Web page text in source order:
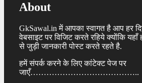
About
GkSawal.in में आपका स्वागत है आप हर
वेबसाइट पर विजिट करते रहिये क्योंकि यहाँ
से जुड़ी जानकारी पोस्ट करते रहते है.
हमें संपर्क करने के लिए कांटेक्ट पेज पर
जाएँ…………………………………..